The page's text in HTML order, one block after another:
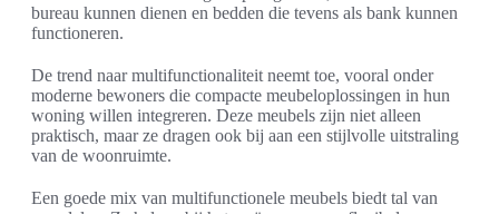
bureau kunnen dienen en bedden die tevens als bank kunnen
functioneren.
De trend naar multifunctionaliteit neemt toe, vooral onder
moderne bewoners die compacte meubeloplossingen in hun
woning willen integreren. Deze meubels zijn niet alleen
praktisch, maar ze dragen ook bij aan een stijlvolle uitstraling
van de woonruimte.
Een goede mix van multifunctionele meubels biedt tal van